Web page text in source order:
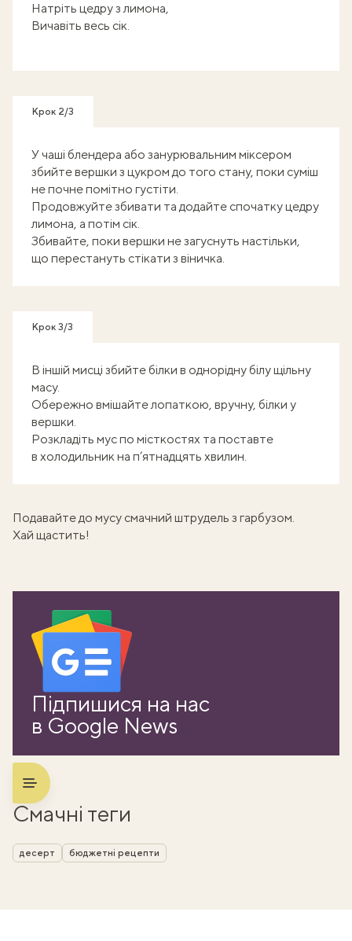
Натріть цедру з лимона,
Вичавіть весь сік.
Крок 2/3
У чаші блендера або занурювальним міксером
збийте вершки з цукром до того стану, поки суміш
не почне помітно густіти.
Продовжуйте збивати та додайте спочатку цедру
лимона, а потім сік.
Збивайте, поки вершки не загуснуть настільки,
що перестануть стікати з віничка.
Крок 3/3
В іншій мисці збийте білки в однорідну білу щільну
масу.
Обережно вмішайте лопаткою, вручну, білки у
вершки.
Розкладіть мус по місткостях та поставте
в холодильник на п’ятнадцять хвилин.
Подавайте до мусу смачний штрудель з гарбузом.
Хай щастить!
Підпишися на нас
в Google News
Смачні теги
десерт бюджетні рецепти